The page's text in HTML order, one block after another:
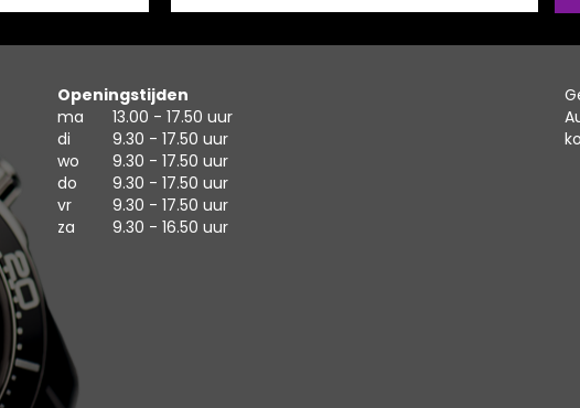
Openingstijden
ma
13.00 - 17.50 uur
di
9.30 - 17.50 uur
wo
9.30 - 17.50 uur
do
9.30 - 17.50 uur
vr
9.30 - 17.50 uur
za
9.30 - 16.50 uur